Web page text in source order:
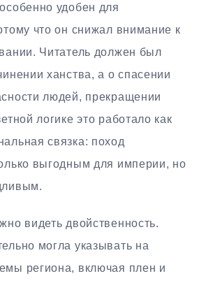
удобен для
что он снижал внимание к
Читатель должен был
ханства, а о спасении
людей, прекращении
логике это работало как
связка: поход
выгодным для империи, но
видеть двойственность.
могла указывать на
региона, включая плен и